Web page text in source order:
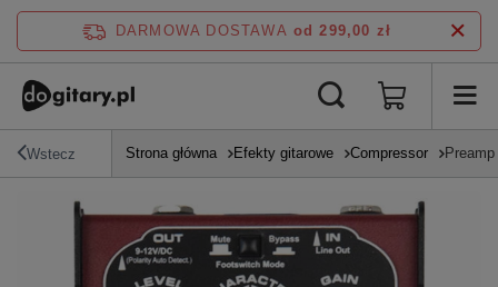
DARMOWA DOSTAWA od 299,00 zł
Wstecz Strona główna Efekty gitarowe Compressor